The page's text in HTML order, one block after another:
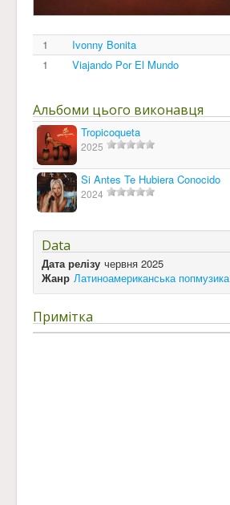
1
Ivonny Bonita
1
Viajando Por El Mundo
Альбоми цього виконавця
Tropicoqueta
2025
Si Antes Te Hubiera Conocido
2024
Data
Дата релізу червня 2025
Жанр Латиноамериканська попмузика
Примітка